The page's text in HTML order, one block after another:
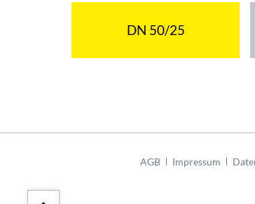
DN 50/25
Navigation
AGB Impressum